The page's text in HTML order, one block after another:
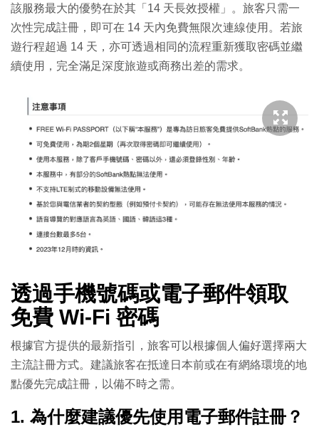
該服務最大的優勢在於其「14 天長效授權」。旅客只需一
次性完成註冊，即可在 14 天內免費無限次連線使用。若旅
遊行程超過 14 天，亦可透過相同的流程重新獲取密碼並繼
續使用，完全滿足深度旅遊或商務出差的需求。
透過手機號碼或電子郵件領取
免費 Wi-Fi 密碼
根據官方提供的最新指引，旅客可以根據個人偏好選擇兩大
主流註冊方式。建議旅客在抵達日本前或在有網絡環境的地
點優先完成註冊，以備不時之需。
1. 為什麼建議優先使用電子郵件註冊？